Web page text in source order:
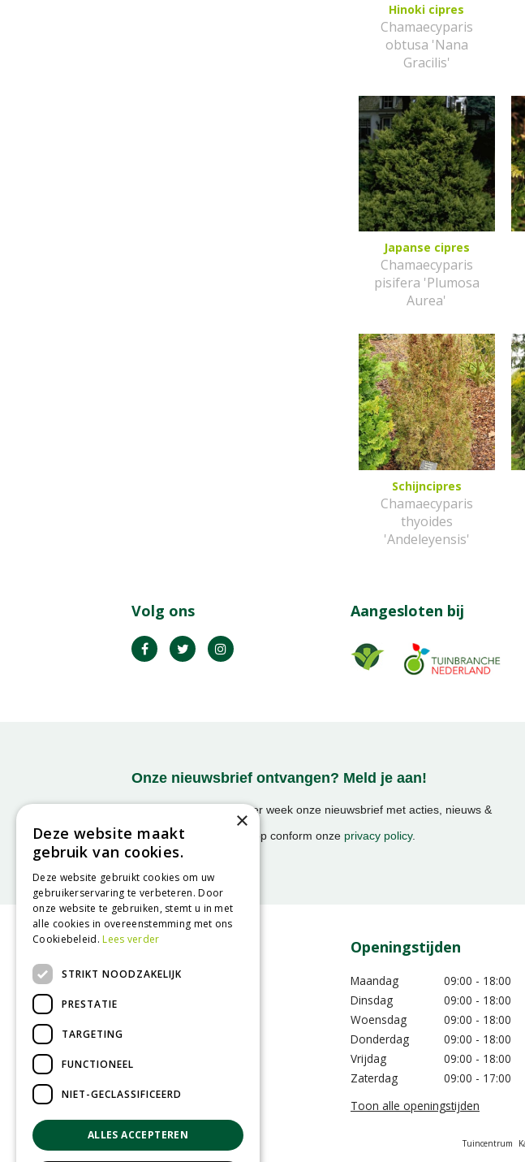
Hinoki cipres
Chamaecyparis
obtusa 'Nana
Gracilis'
Japanse cipres
Chamaecyparis
pisifera 'Plumosa
Aurea'
Schijncipres
Chamaecyparis
thyoides
'Andeleyensis'
Volg ons Aangesloten bij
Onze nieuwsbrief ontvangen? Meld je aan!
Ontvang ongeveer 1x per week onze nieuwsbrief met acties, nieuws &
We slaan uw gegevens op conform onze privacy policy.
Contact
GroenRijk Assen
Openingstijden
Maandag
09:00 - 18:00
Dinsdag
09:00 - 18:00
Woensdag
09:00 - 18:00
Donderdag
09:00 - 18:00
Vrijdag
09:00 - 18:00
Zaterdag
09:00 - 17:00
Toon alle openingstijden
Tuincentrum
×
Deze website maakt
gebruik van cookies.
Deze website gebruikt cookies om uw
gebruikerservaring te verbeteren. Door
onze website te gebruiken, stemt u in met
alle cookies in overeenstemming met ons
Cookiebeleid.Lees verder
STRIKT NOODZAKELIJK
PRESTATIE
TARGETING
FUNCTIONEEL
NIET-GECLASSIFICEERD
ALLES ACCEPTEREN